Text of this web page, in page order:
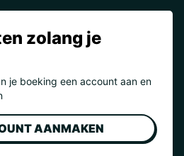
zolang je
je boeking een account aan en
AANMAKEN